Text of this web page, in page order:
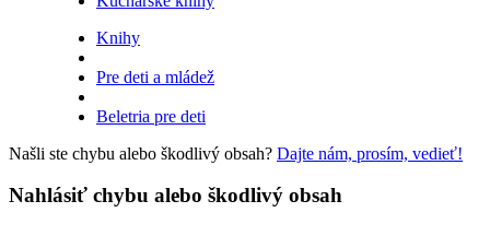
Knihy
Pre deti a mládež
Beletria pre deti
Našli ste chybu alebo škodlivý obsah? Dajte nám, prosím, vedieť!
Nahlásiť chybu alebo škodlivý obsah